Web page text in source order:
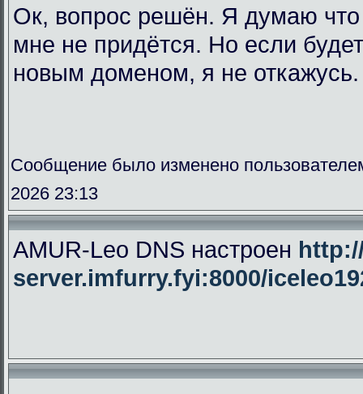
Ок, вопрос решён. Я думаю что
мне не придётся. Но если
новым доменом, я не откажусь.
Сообщение было изменено
2026 23:13
AMUR-Leo DNS настроен
server.imfurry.fyi:8000/